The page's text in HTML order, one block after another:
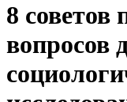
8
вопросов